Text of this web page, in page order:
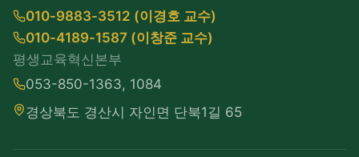
010-9883-3512 (이경호 교수)
010-4189-1587 (이창준 교수)
평생교육혁신본부
053-850-1363, 1084
경상북도 경산시 자인면 단북1길 65